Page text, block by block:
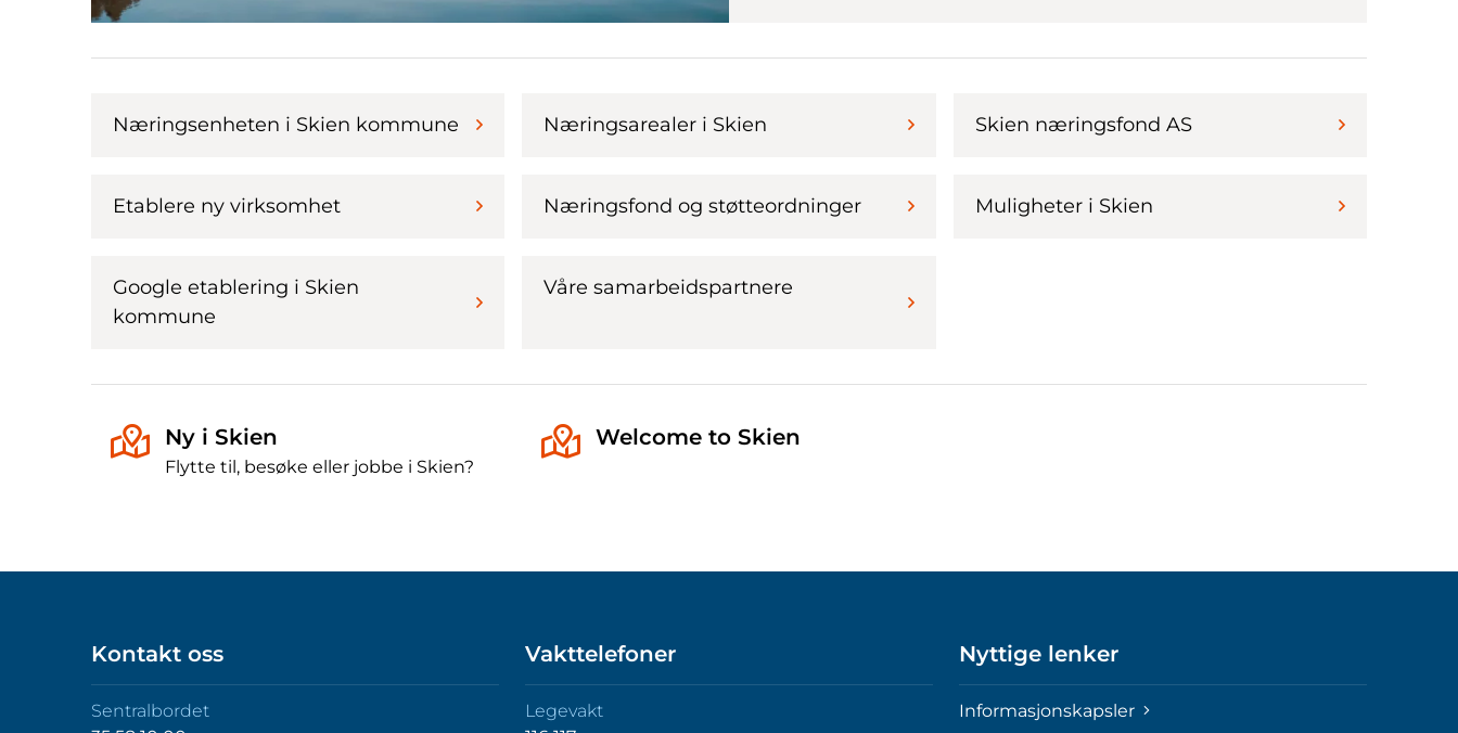
Næringsenheten i Skien kommune Næringsarealer i Skien Skien næringsfond AS
Etablere ny virksomhet Næringsfond og støtteordninger Muligheter i Skien
Google etablering i Skien
kommune
Våre samarbeidspartnere
Ny i Skien
Flytte til, besøke eller jobbe i Skien?
Welcome to Skien
Kontakt oss
Sentralbordet
Vakttelefoner
Legevakt
Nyttige lenker
Informasjonskapsler